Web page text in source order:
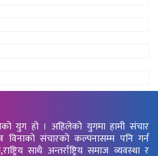
युग हो । अहिलेको युगमा हामी संचार
विनाको संचारको कल्पनासम्म पनि गर्न
साथै अन्तर्राष्ट्रिय समाज व्यवस्था र